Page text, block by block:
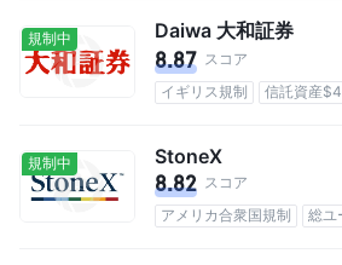
規制中 Daiwa 大和証券
8.87 スコア
イギリス規制
信託資産
規制中 StoneX
8.82 スコア
アメリカ合衆国規制
総ユ